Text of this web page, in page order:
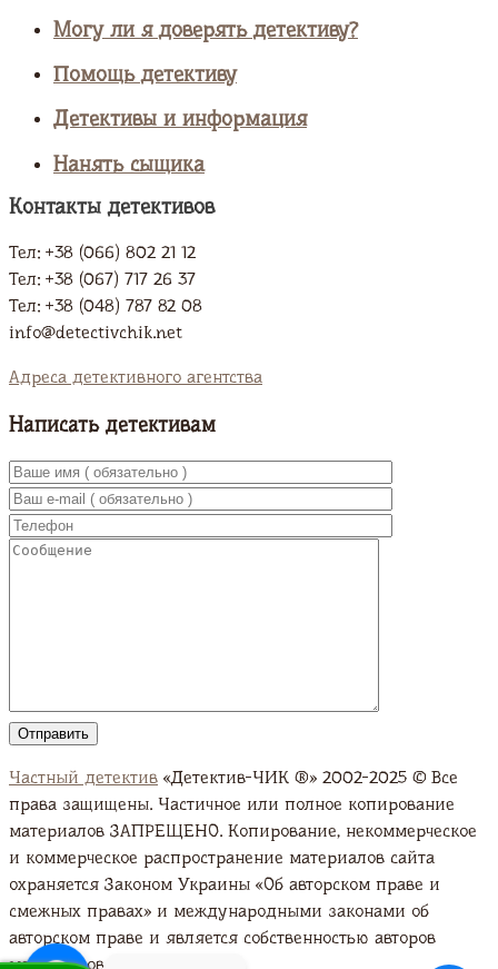
Могу ли я доверять детективу?
Помощь детективу
Детективы и информация
Нанять сыщика
Контакты детективов
Тел: +38 (066) 802 21 12
Тел: +38 (067) 717 26 37
Тел: +38 (048) 787 82 08
info@detectivchik.net
Адреса детективного агентства
Написать детективам
Частный детектив «Детектив-ЧИК ®» 2002-2025 © Все
права защищены. Частичное или полное копирование
материалов ЗАПРЕЩЕНО. Копирование, некоммерческое
и коммерческое распространение материалов сайта
охраняется Законом Украины «Об авторском праве и
смежных правах» и международными законами об
авторском праве и является собственностью авторов
материалов. Подробно